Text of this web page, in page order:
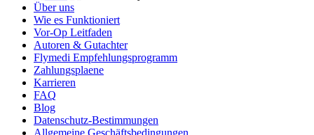
Über uns
Wie es Funktioniert
Vor-Op Leitfaden
Autoren & Gutachter
Flymedi Empfehlungsprogramm
Zahlungsplaene
Karrieren
FAQ
Blog
Datenschutz-Bestimmungen
Allgemeine Geschäftsbedingungen